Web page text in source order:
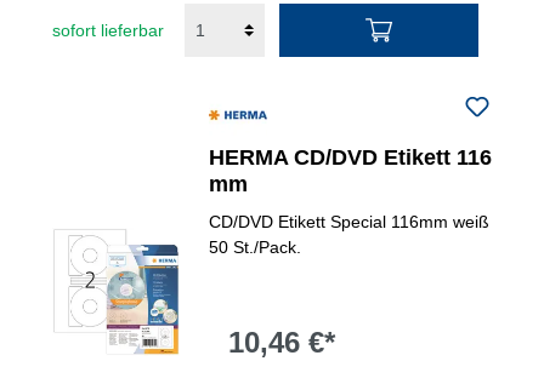
sofort lieferbar
HERMA CD/DVD Etikett 116
mm
CD/DVD Etikett Special 116mm weiß
50 St./Pack.
10,46 €*